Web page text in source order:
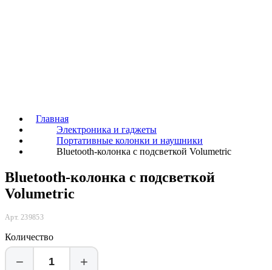
Главная
Электроника и гаджеты
Портативные колонки и наушники
Bluetooth-колонка с подсветкой Volumetric
Bluetooth-колонка с подсветкой
Volumetric
Арт. 239853
Количество
− +